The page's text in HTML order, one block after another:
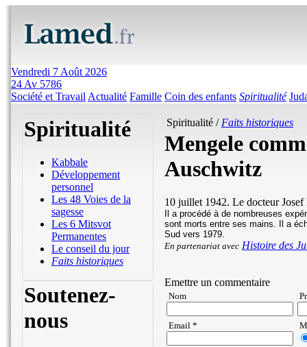
Vendredi 7 Août 2026
24 Av 5786
Société et Travail Actualité Famille Coin des enfants Spiritualité
Spiritualité
Kabbale
Développement
personnel
Les 48 Voies de la
sagesse
Les 6 Mitsvot
Permanentes
Le conseil du jour
Faits historiques
Soutenez-
nous
Spiritualité / Faits historiques
Mengele
Auschwitz
10 juillet 1942. Le docteur Josef
Il a procédé à de nombreuses
sont morts entre ses mains. Il a
Sud vers 1979.
En partenariat avec Histoire des
Emettre un commentaire
Nom
Email *